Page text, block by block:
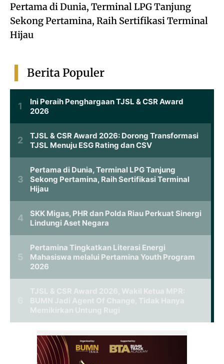
Pertama di Dunia, Terminal LPG Tanjung
Sekong Pertamina, Raih Sertifikasi Terminal
Hijau
Berita Populer